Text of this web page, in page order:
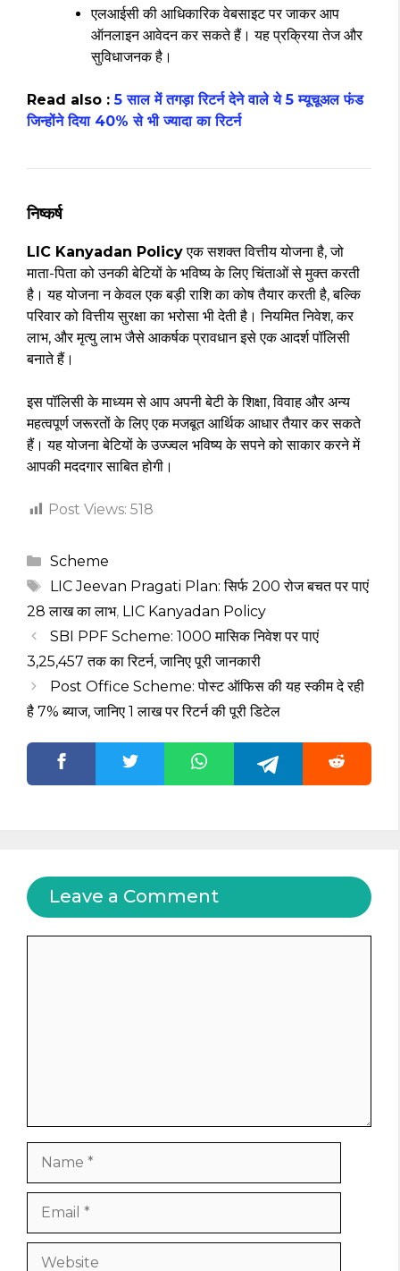
एलआईसी की आधिकारिक वेबसाइट पर जाकर आप
ऑनलाइन आवेदन कर सकते हैं। यह प्रक्रिया तेज और
सुविधाजनक है।
Read also :5 साल में तगड़ा रिटर्न देने वाले ये 5 म्यूचूअल फंड
जिन्होंने दिया 40% से भी ज्यादा का रिटर्न
निष्कर्ष
LIC Kanyadan Policyएक सशक्त वित्तीय योजना है, जो
माता-पिता को उनकी बेटियों के भविष्य के लिए चिंताओं से मुक्त करती
है। यह योजना न केवल एक बड़ी राशि का कोष तैयार करती है, बल्कि
परिवार को वित्तीय सुरक्षा का भरोसा भी देती है। नियमित निवेश, कर
लाभ, और मृत्यु लाभ जैसे आकर्षक प्रावधान इसे एक आदर्श पॉलिसी
बनाते हैं।
इस पॉलिसी के माध्यम से आप अपनी बेटी के शिक्षा, विवाह और अन्य
महत्वपूर्ण जरूरतों के लिए एक मजबूत आर्थिक आधार तैयार कर सकते
हैं। यह योजना बेटियों के उज्ज्वल भविष्य के सपने को साकार करने में
आपकी मददगार साबित होगी।
Post Views: 518
Categories
Scheme
Tags
LIC Jeevan Pragati Plan: सिर्फ ₹200 रोज बचत पर पाएं
₹28 लाख का लाभ, LIC Kanyadan Policy
SBI PPF Scheme: ₹1000 मासिक निवेश पर पाएं
₹3,25,457 तक का रिटर्न, जानिए पूरी जानकारी
Post Office Scheme: पोस्ट ऑफिस की यह स्कीम दे रही
है 7% ब्याज, जानिए 1 लाख पर रिटर्न की पूरी डिटेल
Leave a Comment
Website